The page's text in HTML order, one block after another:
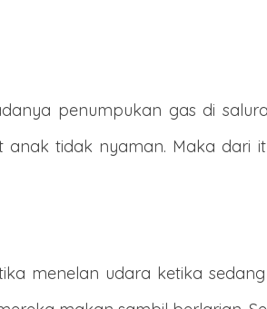
penumpukan gas di
tidak nyaman. Maka dari
menelan udara ketika